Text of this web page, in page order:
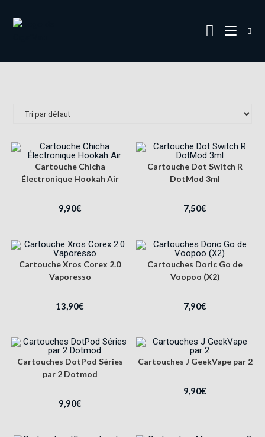
Cartouche Chicha
Électronique Hookah Air
9,90€
Cartouche Dot Switch R
DotMod 3ml
7,50€
Cartouche Xros Corex 2.0
Vaporesso
13,90€
Cartouches Doric Go de
Voopoo (X2)
7,90€
Cartouches DotPod Séries
par 2 Dotmod
9,90€
Cartouches J GeekVape par 2
9,90€